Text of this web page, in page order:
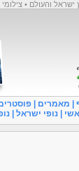
ישראל והעולם •
מאמרים |
|נופי ישראל |